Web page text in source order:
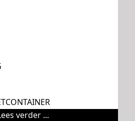
verder ...